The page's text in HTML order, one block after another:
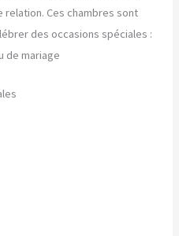
Ces chambres sont
des occasions spéciales :
de mariage